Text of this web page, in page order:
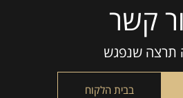
קשר
תרצה שנפגש
בבית הלקוח